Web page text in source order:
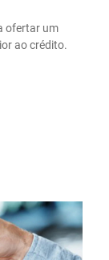
ofertar um
ao crédito.